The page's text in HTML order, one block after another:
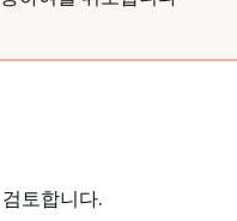
토합니다.